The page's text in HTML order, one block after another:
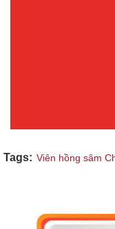
Tags: Viên hồng sâm